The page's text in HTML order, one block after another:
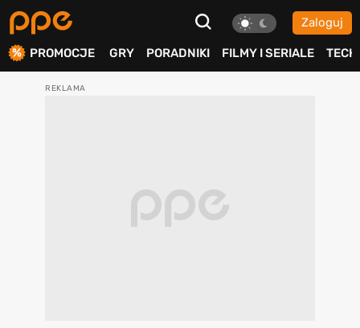
Zaloguj
PROMOCJE GRY PORADNIKI FILMY I SERIALE TECH